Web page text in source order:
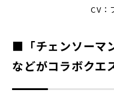
CV：
■「チェンソーマ
などがコラボクエ